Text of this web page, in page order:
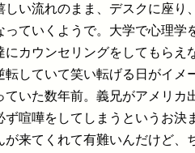
しい流れのまま、デスクに座り
っていくようで。大学で心理学
にカウンセリングをしてもらえ
転していて笑い転げる日がイメ
ていた数年前。義兄がアメリカ
ず喧嘩をしてしまうというお決
が来てくれて有難いんだけど、